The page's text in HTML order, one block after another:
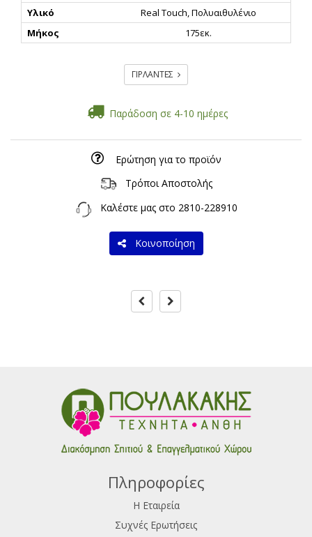
Υλικό
Real Touch, Πολυαιθυλένιο
Μήκος
175εκ.
ΓΙΡΛΑΝΤΕΣ
Παράδοση σε 4-10 ημέρες
Ερώτηση για το προϊόν
Τρόποι Αποστολής
Καλέστε μας στο 2810-228910
Κοινοποίηση
Πληροφορίες
Η Εταιρεία
Συχνές Ερωτήσεις